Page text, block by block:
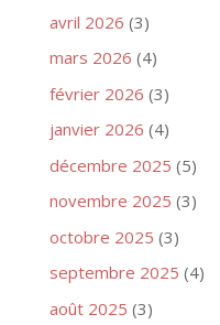
avril 2026 (3)
mars 2026 (4)
février 2026 (3)
janvier 2026 (4)
décembre 2025 (5)
novembre 2025 (3)
octobre 2025 (3)
septembre 2025 (4)
août 2025 (3)